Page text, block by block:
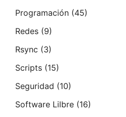
Programación (45)
Redes (9)
Rsync (3)
Scripts (15)
Seguridad (10)
Software Lilbre (16)